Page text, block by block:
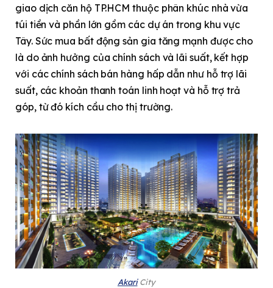
giao dịch căn hộ TP.HCM thuộc phân khúc nhà vừa
túi tiền và phần lớn gồm các dự án trong khu vực
Tây. Sức mua bất động sản gia tăng mạnh được cho
là do ảnh hưởng của chính sách và lãi suất, kết hợp
với các chính sách bán hàng hấp dẫn như hỗ trợ lãi
suất, các khoản thanh toán linh hoạt và hỗ trợ trả
góp, từ đó kích cầu cho thị trường.
AkariCity